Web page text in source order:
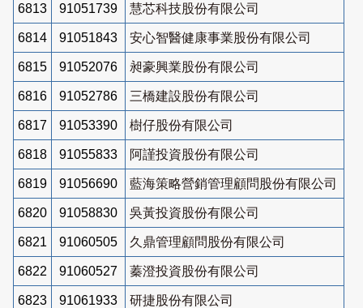
6813 91051739 慧芯科技股份有限公司
6814 91051843 安心智醫健康事業股份有限公司
6815 91052076 昶豪興業股份有限公司
6816 91052786 三橋建設股份有限公司
6817 91053390 樹仔股份有限公司
6818 91055833 阿謹投資股份有限公司
6819 91056690 藍海策略營銷管理顧問股份有限公司
6820 91058830 吳黃投資股份有限公司
6821 91060505 久鼎管理顧問股份有限公司
6822 91060527 蓁澄投資股份有限公司
6823 91061933 研捷股份有限公司